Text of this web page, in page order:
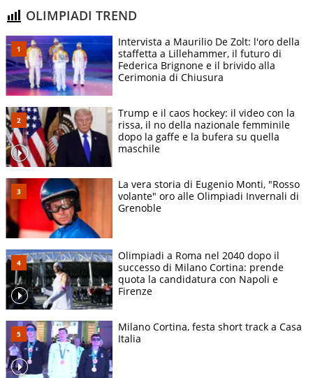
OLIMPIADI TREND
Intervista a Maurilio De Zolt: l'oro della
staffetta a Lillehammer, il futuro di
Federica Brignone e il brivido alla
Cerimonia di Chiusura
Trump e il caos hockey: il video con la
rissa, il no della nazionale femminile
dopo la gaffe e la bufera su quella
maschile
La vera storia di Eugenio Monti, "Rosso
volante" oro alle Olimpiadi Invernali di
Grenoble
Olimpiadi a Roma nel 2040 dopo il
successo di Milano Cortina: prende
quota la candidatura con Napoli e
Firenze
Milano Cortina, festa short track a Casa
Italia